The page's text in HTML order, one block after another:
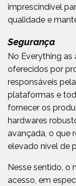
imprescindível
qualidade e
Segurança
No Everything as
oferecidos por
responsáveis
plataformas e
fornecer os
hardwares
avançada, o que
elevado nível de
Nesse sentido, o
acesso, em